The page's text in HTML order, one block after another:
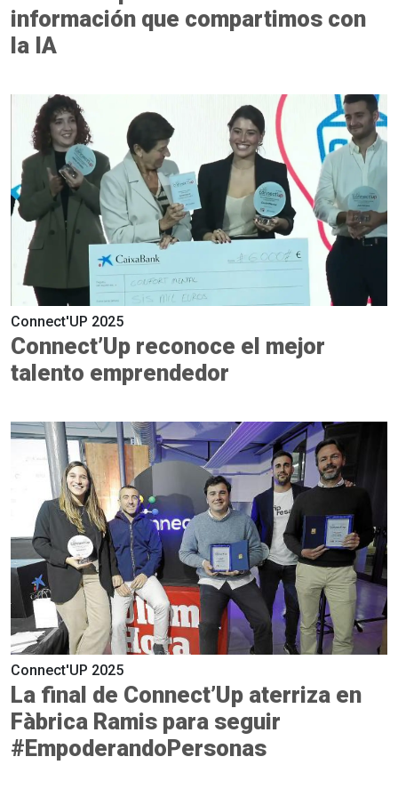
información que compartimos con
la IA
Connect'UP 2025
Connect’Up reconoce el mejor
talento emprendedor
Connect'UP 2025
La final de Connect’Up aterriza en
Fàbrica Ramis para seguir
#EmpoderandoPersonas